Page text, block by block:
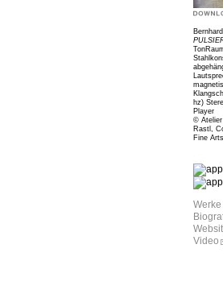
hz)
Player
©
Rastl,
Fine
Werke
Video